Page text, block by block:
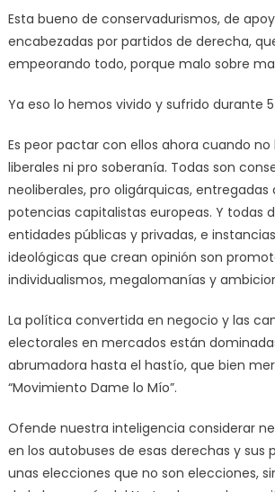
Esta bueno de conservadurismos, de
encabezadas por partidos de derecha,
empeorando todo, porque malo sobre
Ya eso lo hemos vivido y sufrido durante
Es peor pactar con ellos ahora cuando
liberales ni pro soberanía. Todas son
neoliberales, pro oligárquicas, entregadas a
potencias capitalistas europeas. Y todas
entidades públicas y privadas, e
ideológicas que crean opinión son
individualismos, megalomanías y
La política convertida en negocio y las
electorales en mercados están
abrumadora hasta el hastío, que bien
“Movimiento Dame lo Mío”.
Ofende nuestra inteligencia considerar
en los autobuses de esas derechas y sus
unas elecciones que no son elecciones,